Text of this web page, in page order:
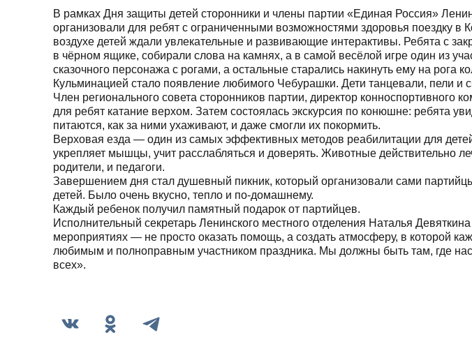
В рамках Дня защиты детей сторонники и члены партии «Единая Россия»
организовали для ребят с ограниченными возможностями здоровья поездку
воздухе детей ждали увлекательные и развивающие интерактивы. Ребята с
в чёрном ящике, собирали слова на камнях, а в самой весёлой игре один из
сказочного персонажа с рогами, а остальные старались накинуть ему на рога
Кульминацией стало появление любимого Чебурашки. Дети танцевали, пели и
Член регионального совета сторонников партии, директор конноспортивного
для ребят катание верхом. Затем состоялась экскурсия по конюшне: ребята
питаются, как за ними ухаживают, и даже смогли их покормить.
Верховая езда — один из самых эффективных методов реабилитации для
укрепляет мышцы, учит расслабляться и доверять. Животные действительно
родители, и педагоги.
Завершением дня стал душевный пикник, который организовали сами
детей. Было очень вкусно, тепло и по-домашнему.
Каждый ребенок получил памятный подарок от партийцев.
Исполнительный секретарь Ленинского местного отделения Наталья
мероприятиях — не просто оказать помощь, а создать атмосферу, в которой
любимым и полноправным участником праздника. Мы должны быть там, где нас
всех».